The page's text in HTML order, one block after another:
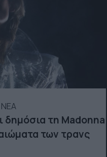
δημόσια τη Madonna
των τρανς